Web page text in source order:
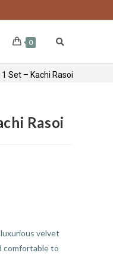
0
Set – Kachi Rasoi
Rasoi
velvet
comfortable to